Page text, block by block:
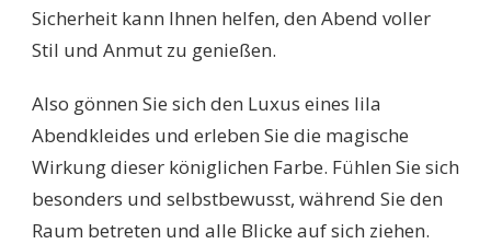
Sicherheit kann Ihnen helfen, den Abend voller
Stil und Anmut zu genießen.
Also gönnen Sie sich den Luxus eines lila
Abendkleides und erleben Sie die magische
Wirkung dieser königlichen Farbe. Fühlen Sie sich
besonders und selbstbewusst, während Sie den
Raum betreten und alle Blicke auf sich ziehen.